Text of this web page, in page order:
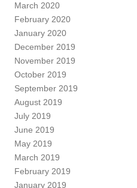
March 2020
February 2020
January 2020
December 2019
November 2019
October 2019
September 2019
August 2019
July 2019
June 2019
May 2019
March 2019
February 2019
January 2019